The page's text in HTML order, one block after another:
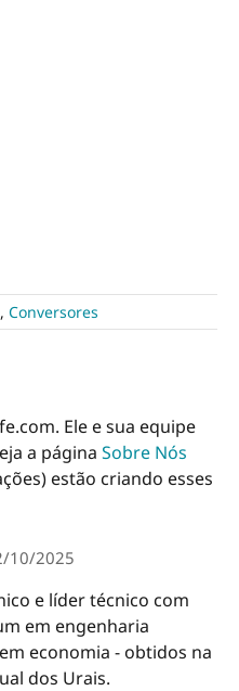
, Conversores
Ele e sua equipe
a página Sobre Nós
estão criando esses
10/2025
e líder técnico com
em engenharia
economia - obtidos na
dos Urais.